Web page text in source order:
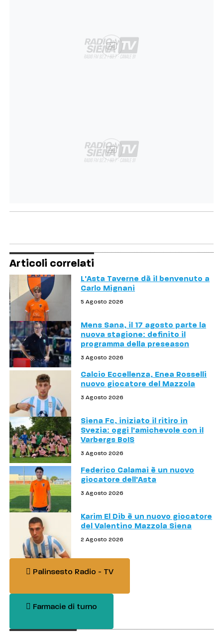
Ad
Ad
Articoli correlati
L'Asta Taverne dà il benvenuto a
Carlo Mignani
5 Agosto 2026
Mens Sana, il 17 agosto parte la
nuova stagione: definito il
programma della preseason
3 Agosto 2026
Calcio Eccellenza, Enea Rosselli
nuovo giocatore del Mazzola
3 Agosto 2026
Siena Fc, iniziato il ritiro in
Svezia: oggi l'amichevole con il
Varbergs BoIS
3 Agosto 2026
Federico Calamai è un nuovo
giocatore dell'Asta
3 Agosto 2026
Karim El Dib è un nuovo giocatore
del Valentino Mazzola Siena
2 Agosto 2026
Palinsesto Radio - TV
Farmacie di turno